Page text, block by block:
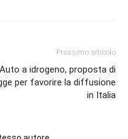
Prossimo articolo
Auto a idrogeno, proposta di
per favorire la diffusione
in Italia